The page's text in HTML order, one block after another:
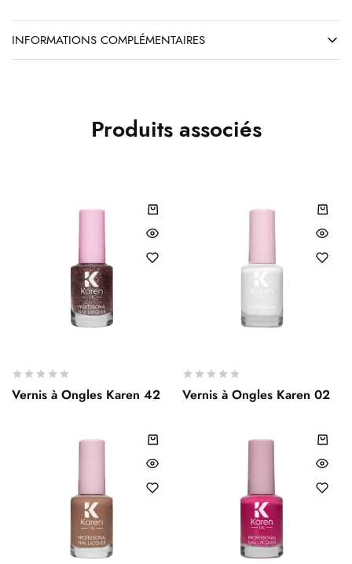
INFORMATIONS COMPLÉMENTAIRES
Produits associés
Vernis à Ongles Karen 42 Vernis à Ongles Karen 02